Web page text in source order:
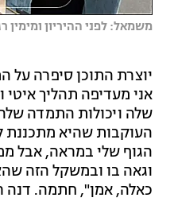
משמאל: לפני ההיריון ומימין
יוצרת התוכן סיפרה על
אני מעדיפה תהליך
שלה ויכולות התמדה
העוקבות שהיא מתכננת
הגוף שלי במראה, אבל
וגאה בו ובמשקל הזה
כאלה, אמן", חתמה. דנה